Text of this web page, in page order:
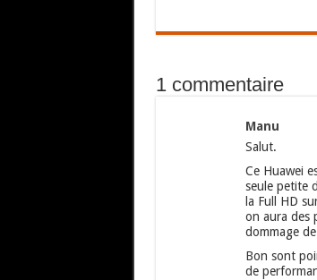
1 commentaire
Manu
Salut.
Ce Huawei
seule petite
la Full HD
on aura des
dommage
Bon sont
de